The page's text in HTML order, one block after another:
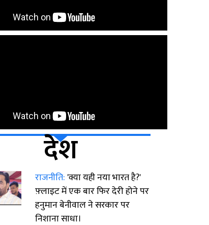
देश
राजनीति: 'क्या यही नया भारत है?'
फ़्लाइट में एक बार फिर देरी होने पर
हनुमान बेनीवाल ने सरकार पर
निशाना साधा।